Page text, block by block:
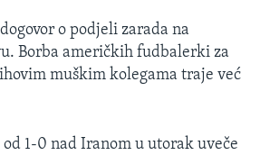
o podjeli zarada na
Borba američkih fudbalerki za
muškim kolegama traje već
1-0 nad Iranom u utorak uveče